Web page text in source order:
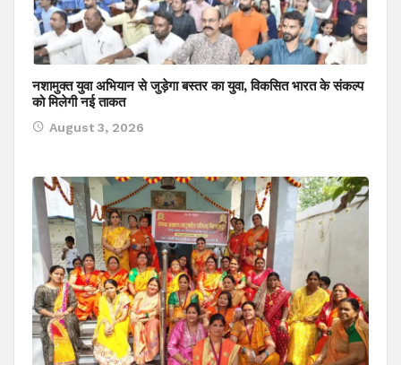
नशामुक्त युवा अभियान से जुड़ेगा बस्तर का युवा, विकसित भारत के संकल्प
को मिलेगी नई ताकत
August 3, 2026